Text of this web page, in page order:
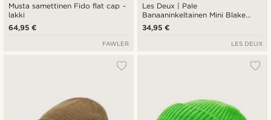
Musta samettinen Fido flat cap -
lakki
64,95 €
FAWLER
Les Deux | Pale
Banaaninkeltainen Mini Blake
Dad Lippalakki
34,95 €
LES DEUX